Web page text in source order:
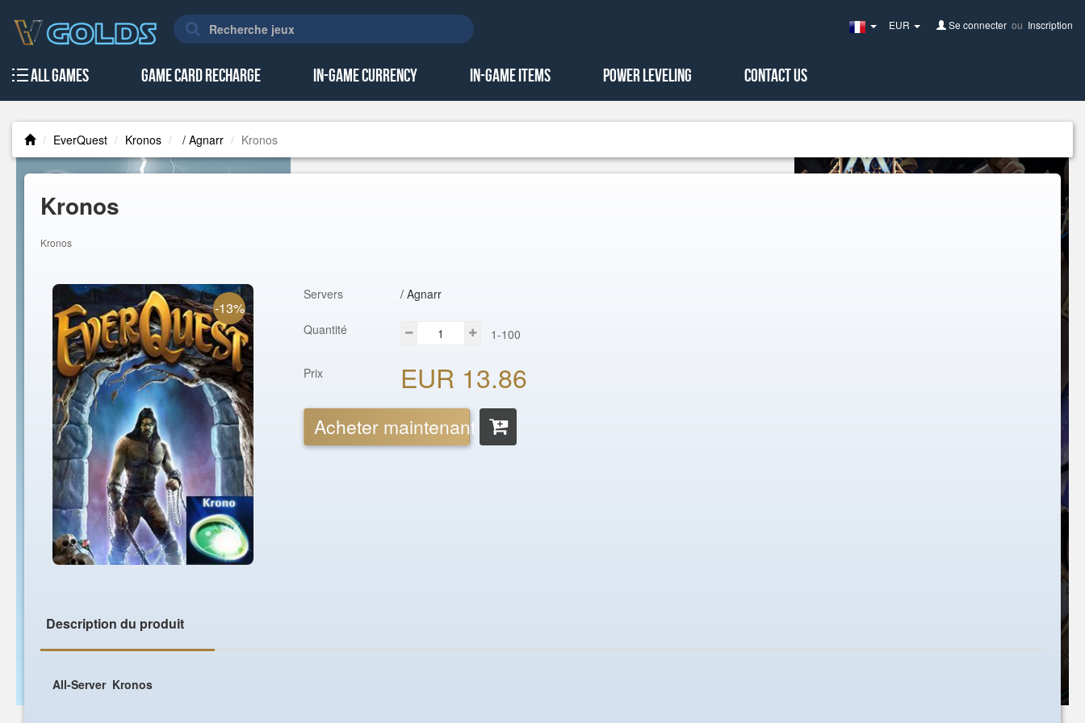
France(Français)
EUR Se connecter ou Inscription
All Games Game Card Recharge In-Game Currency In-Game Items Power Leveling Contact Us
EverQuest Kronos / Agnarr Kronos
Kronos
Kronos
-13%
Servers / Agnarr
Quantité 1-100
Prix EUR 13.86
Acheter maintenant
Description du produit
All-Server Kronos